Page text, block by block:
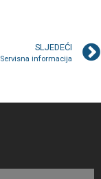
SLJEDEĆI
Servisna informacija